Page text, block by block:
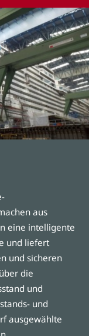
aus
eine intelligente
und liefert
und sicheren
die
und
und
ausgewählte